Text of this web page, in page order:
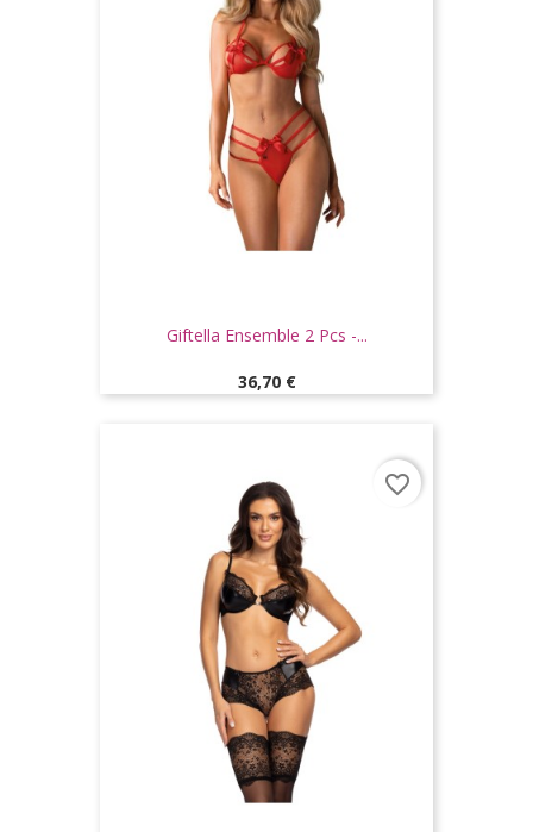
Giftella Ensemble 2 Pcs -...
Prix
36,70 €
favorite_border